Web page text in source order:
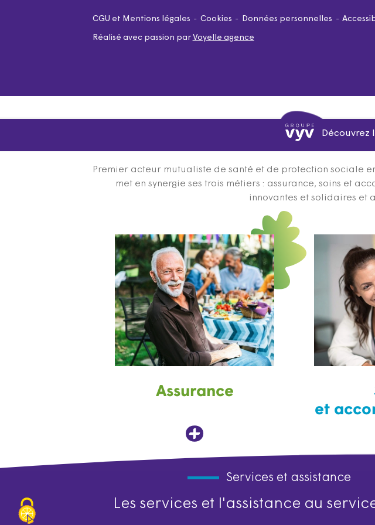
CGU et Mentions légales Cookies Données personnelles
Réalisé avec passion par Voyelle agence
Découvrez
Premier acteur mutualiste de santé et de protection sociale
met en synergie ses trois métiers : assurance, soins et
innovantes et solidaires et
Assurance
et
Services et assistance
Les services et l'assistance au